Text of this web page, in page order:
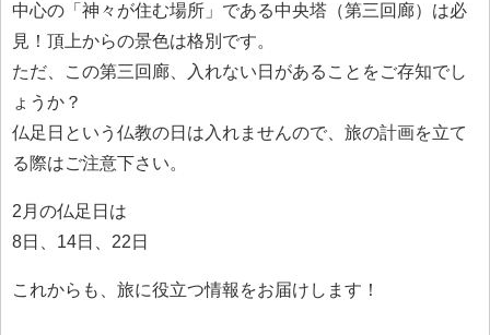
中心の「神々が住む場所」である中央塔（第三回廊）は必
見！頂上からの景色は格別です。
ただ、この第三回廊、入れない日があることをご存知でし
ょうか？
仏足日という仏教の日は入れませんので、旅の計画を立て
る際はご注意下さい。
2月の仏足日は
8日、14日、22日
これからも、旅に役立つ情報をお届けします！